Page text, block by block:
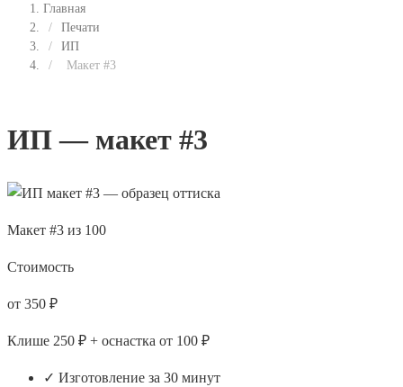
Главная
/
Печати
/
ИП
/
Макет #3
ИП — макет #3
Макет #3 из 100
Стоимость
от 350 ₽
Клише 250 ₽ + оснастка от 100 ₽
✓ Изготовление за 30 минут